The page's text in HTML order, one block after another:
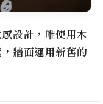
設計，唯使用木
牆面運用新舊的